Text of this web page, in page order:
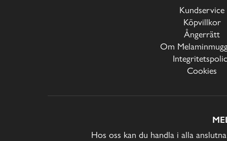
Kundservice
Köpvillkor
Ångerrätt
Om
Cookies
Hos oss kan du handla i alla